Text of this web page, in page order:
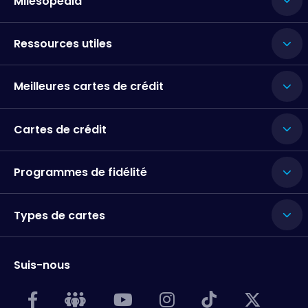
Ressources utiles
Meilleures cartes de crédit
Cartes de crédit
Programmes de fidélité
Types de cartes
Suis-nous